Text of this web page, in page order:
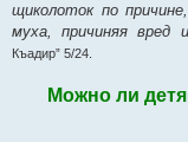
щиколоток по
муха, причиняя вред
Къадир” 5/24.
Можно ли